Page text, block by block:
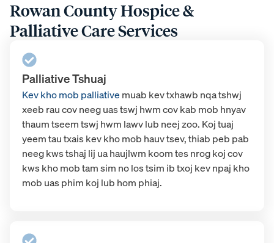
Rowan County Hospice &
Palliative Care Services
Palliative Tshuaj
Kev kho mob palliative muab kev txhawb nqa tshwj
xeeb rau cov neeg uas tswj hwm cov kab mob hnyav
thaum tseem tswj hwm lawv lub neej zoo. Koj tuaj
yeem tau txais kev kho mob hauv tsev, thiab peb pab
neeg kws tshaj lij ua haujlwm koom tes nrog koj cov
kws kho mob tam sim no los tsim ib txoj kev npaj kho
mob uas phim koj lub hom phiaj.